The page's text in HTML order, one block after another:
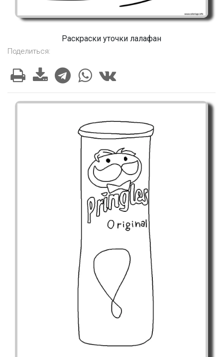
Раскраски уточки лалафан
Поделиться: